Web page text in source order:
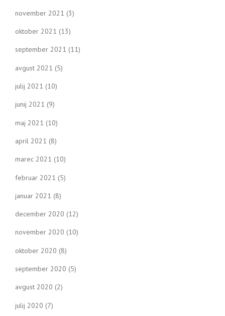
november 2021 (3)
oktober 2021 (13)
september 2021 (11)
avgust 2021 (5)
julij 2021 (10)
junij 2021 (9)
maj 2021 (10)
april 2021 (8)
marec 2021 (10)
februar 2021 (5)
januar 2021 (8)
december 2020 (12)
november 2020 (10)
oktober 2020 (8)
september 2020 (5)
avgust 2020 (2)
julij 2020 (7)